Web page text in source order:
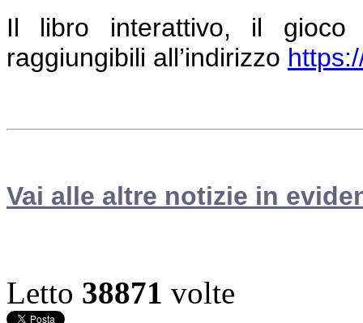
Il libro interattivo, il
raggiungibili all’indirizzo
Vai alle altre notizie in
Letto 38871 volte